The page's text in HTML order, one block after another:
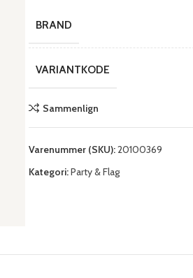
BRAND
VARIANTKODE
Sammenlign
Varenummer (SKU):20100369
Kategori:Party & Flag